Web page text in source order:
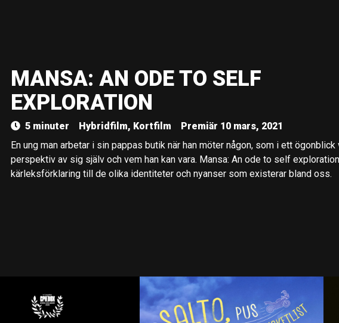
MANSA: AN ODE TO SELF
EXPLORATION
5 minuter Hybridfilm, Kortfilm
Premiär 10 mars, 2021
En ung man arbetar i sin pappas butik när han möter någon, som i ett ögonblick
perspektiv av sig själv och vem han kan vara. Mansa: An ode to self
kärleksförklaring till de olika identiteter och nyanser som existerar bland oss.